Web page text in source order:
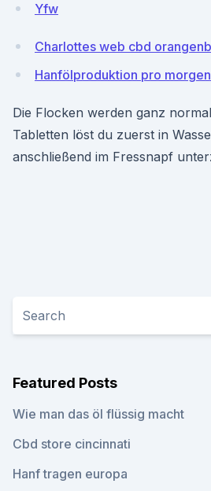
Yfw
Charlottes web cbd
Hanfölproduktion pro morgen
Die Flocken werden ganz
Tabletten löst du zuerst in
anschließend im Fressnapf
Featured Posts
Wie man das öl flüssig macht
Cbd store cincinnati
Hanf tragen europa